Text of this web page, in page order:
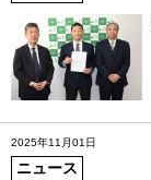
2025年11月01日
ニュース